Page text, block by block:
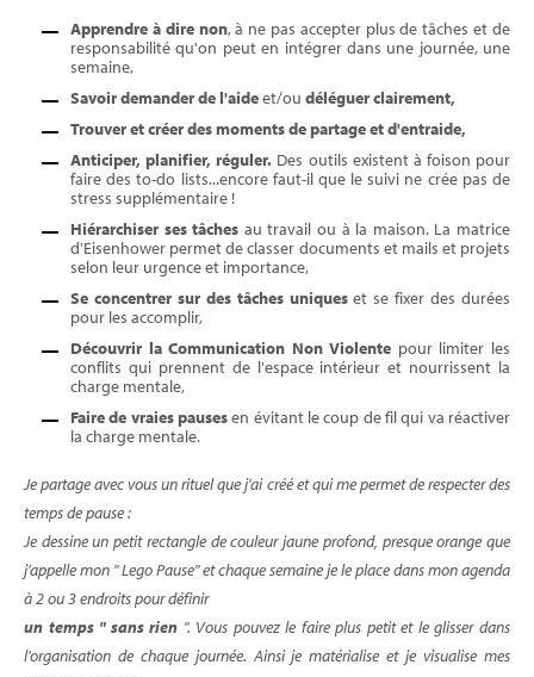
Apprendre à dire non, à ne pas accepter plus de tâches et de
responsabilité qu'on peut en intégrer dans une journée, une
semaine,
Savoir demander de l'aideet/ou déléguer clairement,
Trouver et créer des moments de partage et d'entraide,
Anticiper, planifier, réguler. Des outils existent à foison pour
faire des to-do lists...encore faut-il que le suivi ne crée pas de
stress supplémentaire !
Hiérarchiser ses tâches au travail ou à la maison. La matrice
d'Eisenhower permet de classer documents et mails et projets
selon leur urgence et importance,
Se concentrer sur des tâches uniqueset se fixer des durées
pour les accomplir,
Découvrir la Communication Non Violentepour limiter les
conflits qui prennent de l'espace intérieur et nourrissent la
charge mentale,
Faire de vraies pausesen évitant le coup de fil qui va réactiver
la charge mentale.
Je partage avec vous un rituel que j'ai créé et qui me permet de respecter des
temps de pause :
Je dessine un petit rectangle de couleur jaune profond, presque orange que
j'appelle mon " Lego Pause" et chaque semaine je le place dans mon agenda
à 2 ou 3 endroits pour définir
un temps " sans rien ". Vous pouvez le faire plus petit et le glisser dans
l'organisation de chaque journée. Ainsi je matérialise et je visualise mes